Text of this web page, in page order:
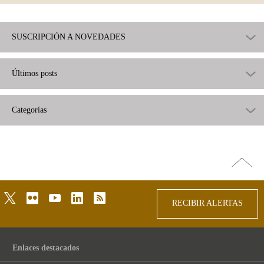
SUSCRIPCIÓN A NOVEDADES
Últimos posts
Categorías
arriba
twitterflickr youtubelinkedinrss
RECIBIR ALERTAS
Enlaces destacados